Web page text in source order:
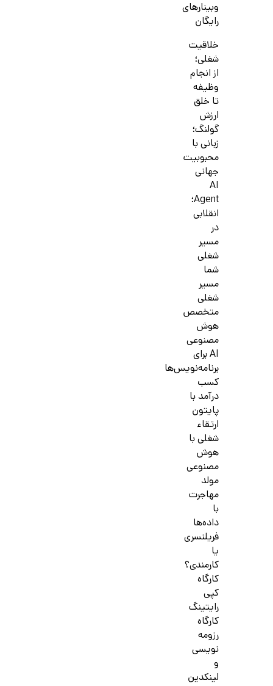
وبینارهای
رایگان
خلاقیت
شغلی؛
از انجام
وظیفه
تا خلق
ارزش
گولنگ؛
زبانی با
محبوبیت
جهانی
AI
Agent؛
انقلابی
در
مسیر
شغلی
شما
مسیر
شغلی
متخصص
هوش
مصنوعی
AI برای
برنامه‌نویس‌ها
کسب
درآمد با
پایتون
ارتقاء
شغلی با
هوش
مصنوعی
مولد
مهاجرت
با
داده‌ها
فریلنسری
یا
کارمندی؟
کارگاه
کپی
رایتینگ
کارگاه
رزومه
نویسی
و
لینکدین